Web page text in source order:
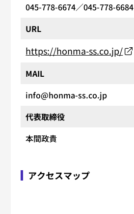
045-778-6674／045-778-6684
URL
https://honma-ss.co.jp/
MAIL
info@honma-ss.co.jp
代表取締役
本間政貴
アクセスマップ